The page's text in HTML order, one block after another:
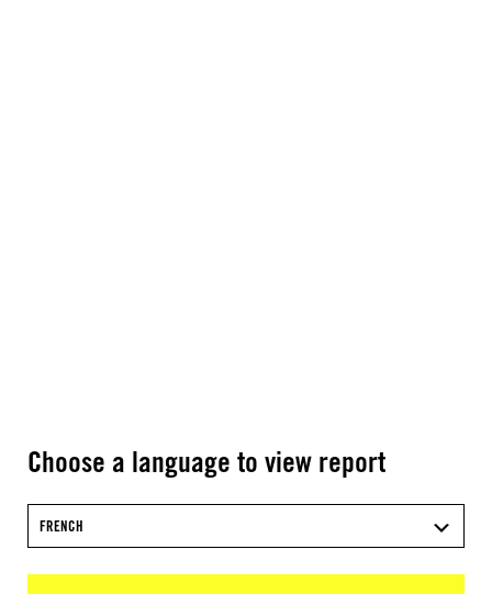
Choose a language to view report
FRENCH